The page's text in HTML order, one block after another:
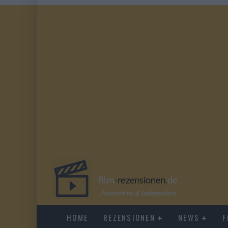
HOME REZENSIONEN NEWS